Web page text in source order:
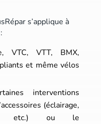
s’applique à
VTC, VTT, BMX,
et même vélos
interventions
(éclairage,
etc.) ou le